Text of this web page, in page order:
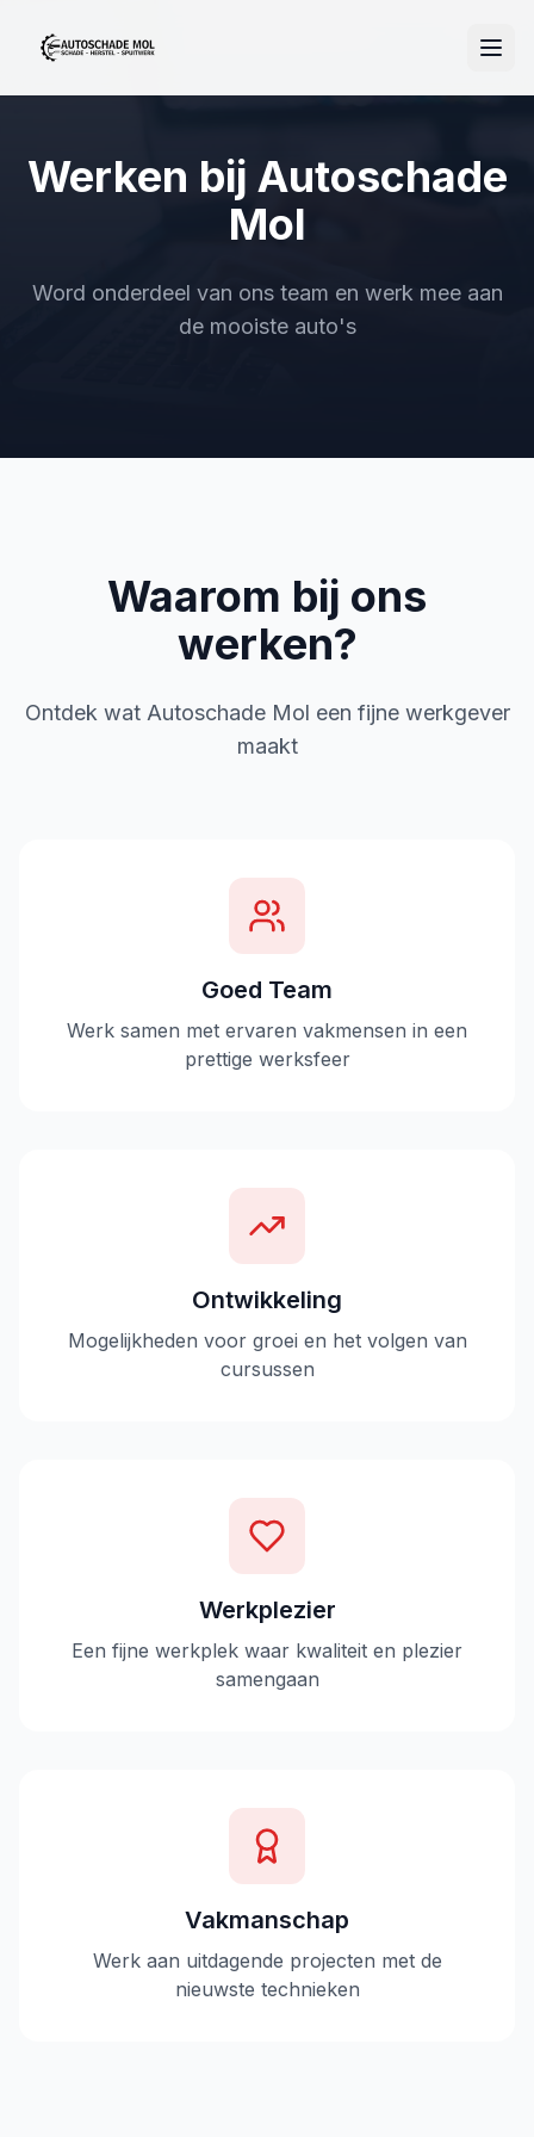
Werken bij Autoschade
Mol
Word onderdeel van ons team en werk mee aan
de mooiste auto's
Waarom bij ons
werken?
Ontdek wat Autoschade Mol een fijne werkgever
maakt
Goed Team
Werk samen met ervaren vakmensen in een
prettige werksfeer
Ontwikkeling
Mogelijkheden voor groei en het volgen van
cursussen
Werkplezier
Een fijne werkplek waar kwaliteit en plezier
samengaan
Vakmanschap
Werk aan uitdagende projecten met de
nieuwste technieken